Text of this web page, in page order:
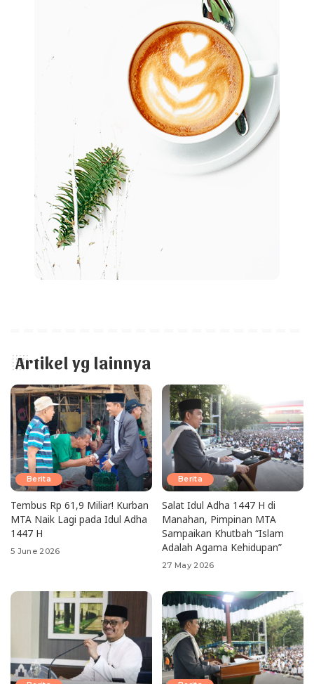
Artikel yg lainnya
Berita
Tembus Rp 61,9 Miliar! Kurban
MTA Naik Lagi pada Idul Adha
1447 H
5 June 2026
Berita
Salat Idul Adha 1447 H di
Manahan, Pimpinan MTA
Sampaikan Khutbah “Islam
Adalah Agama Kehidupan”
27 May 2026